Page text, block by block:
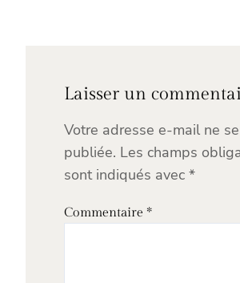
Laisser un
Votre adresse e-mail ne
publiée. Les champs
sont indiqués avec *
Commentaire *